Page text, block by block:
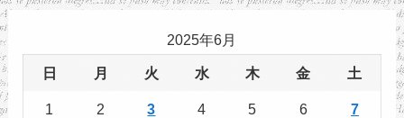
2025年6月
日 月 火 水 木 金 土
1 2 3 4 5 6 7